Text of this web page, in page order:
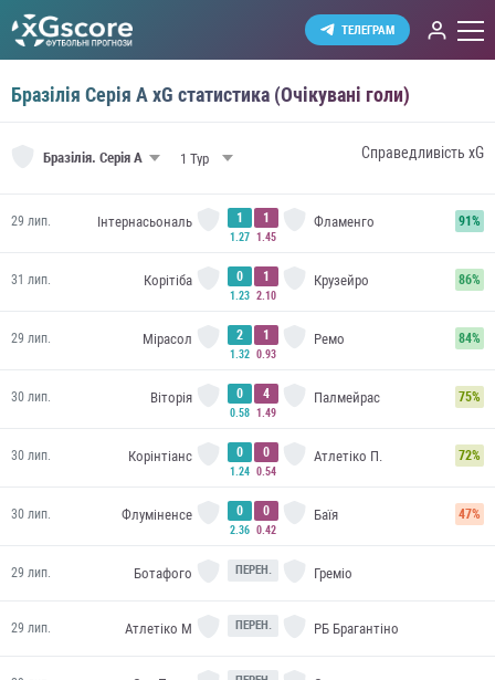
ТЕЛЕГРАМ
Бразілія Серія А xG статистика (Очікувані голи)
Бразілія. Серія А Справедливість xG
29 лип. Інтернасьональ 1
1.27
1
1.45
Фламенго 91%
31 лип. Корітіба 0
1.23
1
2.10
Крузейро 86%
29 лип. Мірасол 2
1.32
1
0.93
Ремо 84%
30 лип. Віторія 0
0.58
4
1.49
Палмейрас 75%
30 лип. Корінтіанс 0
1.24
0
0.54
Атлетіко П. 72%
30 лип. Флуміненсе 0
2.36
0
0.42
Баїя 47%
29 лип. Ботафого ПЕРЕН. Греміо
29 лип. Атлетіко М ПЕРЕН. РБ Брагантіно